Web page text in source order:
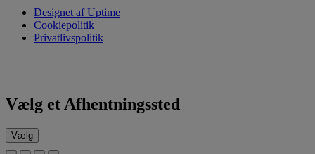
Designet af Uptime
Cookiepolitik
Privatlivspolitik
Vælg et Afhentningssted
Vælg